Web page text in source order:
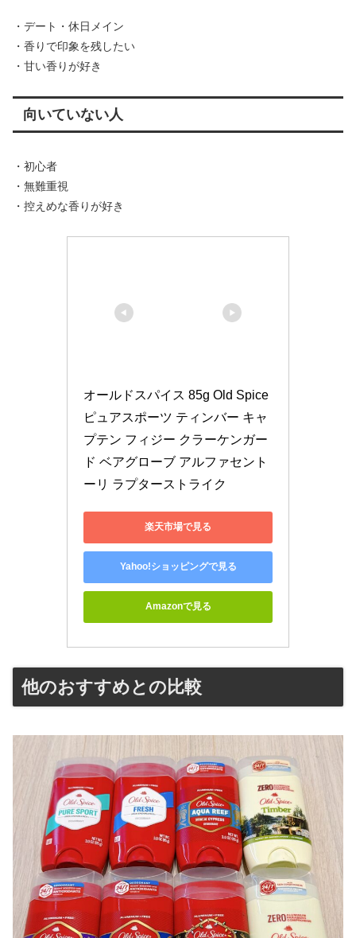
・デート・休日メイン
・香りで印象を残したい
・甘い香りが好き
向いていない人
・初心者
・無難重視
・控えめな香りが好き
オールドスパイス 85g Old Spice
ピュアスポーツ ティンバー キャ
プテン フィジー クラーケンガー
ド ベアグローブ アルファセント
ーリ ラプターストライク
楽天市場で見る
Yahoo!ショッピングで見る
Amazonで見る
他のおすすめとの比較